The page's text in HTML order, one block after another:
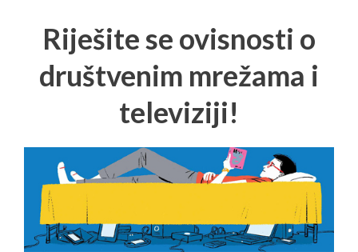
Riješite se ovisnosti o
društvenim mrežama i
televiziji!